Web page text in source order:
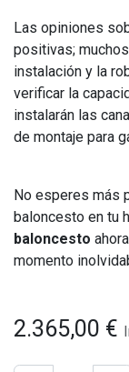
Las opiniones
positivas;
instalación y la
verificar la
instalarán las
de montaje para
No esperes más
baloncesto en tu
baloncesto
momento
2.365,00 €